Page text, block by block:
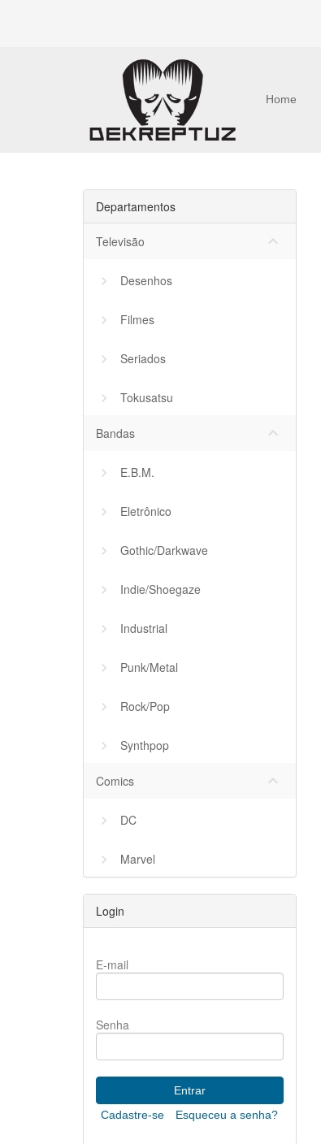
Home
Departamentos
Televisão keyboard_arrow_down
Desenhos
Filmes
Seriados
Tokusatsu
Bandas keyboard_arrow_down
E.B.M.
Eletrônico
Gothic/Darkwave
Indie/Shoegaze
Industrial
Punk/Metal
Rock/Pop
Synthpop
Comics keyboard_arrow_down
DC
Marvel
Login
E-mail
Senha
Cadastre-se Esqueceu a senha?